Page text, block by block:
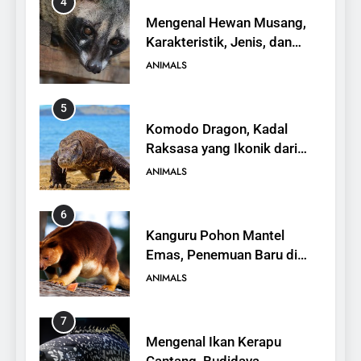
Mengenal Hewan Musang,
Karakteristik, Jenis, dan
Peran dalam Ekosistem
ANIMALS
5
Komodo Dragon, Kadal
Raksasa yang Ikonik dari
Indonesia
ANIMALS
6
Kanguru Pohon Mantel
Emas, Penemuan Baru di
Dunia Satwa
ANIMALS
7
Mengenal Ikan Kerapu